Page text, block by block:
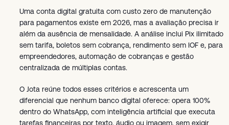
Uma conta digital gratuita com custo zero de manutenção
para pagamentos existe em 2026, mas a avaliação precisa ir
além da ausência de mensalidade. A análise inclui Pix ilimitado
sem tarifa, boletos sem cobrança, rendimento sem IOF e, para
empreendedores, automação de cobranças e gestão
centralizada de múltiplas contas.
O Jota reúne todos esses critérios e acrescenta um
diferencial que nenhum banco digital oferece: opera 100%
dentro do WhatsApp, com inteligência artificial que executa
tarefas financeiras por texto, áudio ou imagem, sem exigir